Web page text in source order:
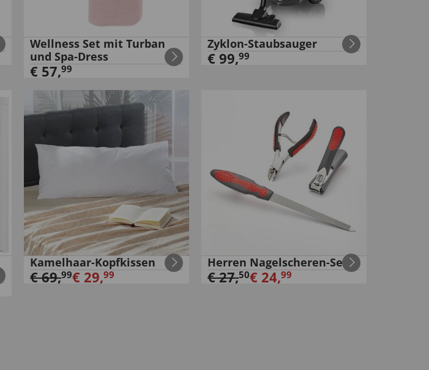
Wellness Set mit Turban
und Spa-Dress
€ 57,99
Zyklon-Staubsauger
€ 99,99
Kamelhaar-Kopfkissen
€69,99€ 29,99
Herren Nagelscheren-Set
€27,50€ 24,99